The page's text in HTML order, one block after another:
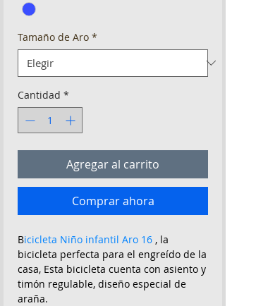
Tamaño de Aro *
Cantidad *
Agregar al carrito
Comprar ahora
Bicicleta Niño infantil Aro 16 , la
bicicleta perfecta para el engreído de la
casa, Esta bicicleta cuenta con asiento y
timón regulable, diseño especial de
araña.